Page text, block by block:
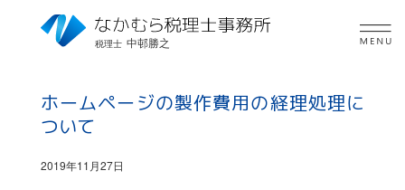
税理士 中邨勝之
ホームページの製作費用の経理処理に
ついて
2019年11月27日